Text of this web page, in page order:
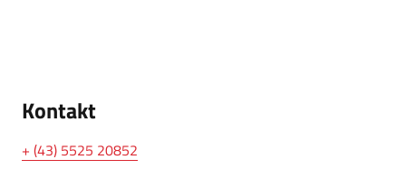
Kontakt
+ (43) 5525 20852